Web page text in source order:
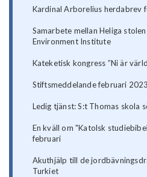
Kardinal Arborelius herdabrev
Samarbete mellan Heliga
Environment Institute
Kateketisk kongress ”Ni är
Stiftsmeddelande februari 2023
Ledig tjänst: S:t Thomas skola
En kväll om "Katolsk
februari
Akuthjälp till de
Turkiet